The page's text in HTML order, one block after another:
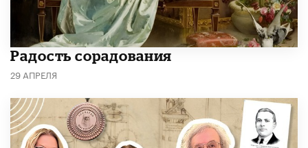
Радость сорадования
29 АПРЕЛЯ